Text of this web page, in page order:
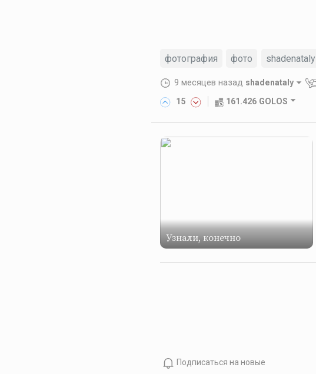
фотография фото shadenataly
9 месяцев назад shadenataly
15
161.426 GOLOS
Узнали, конечно
Подписаться на новые